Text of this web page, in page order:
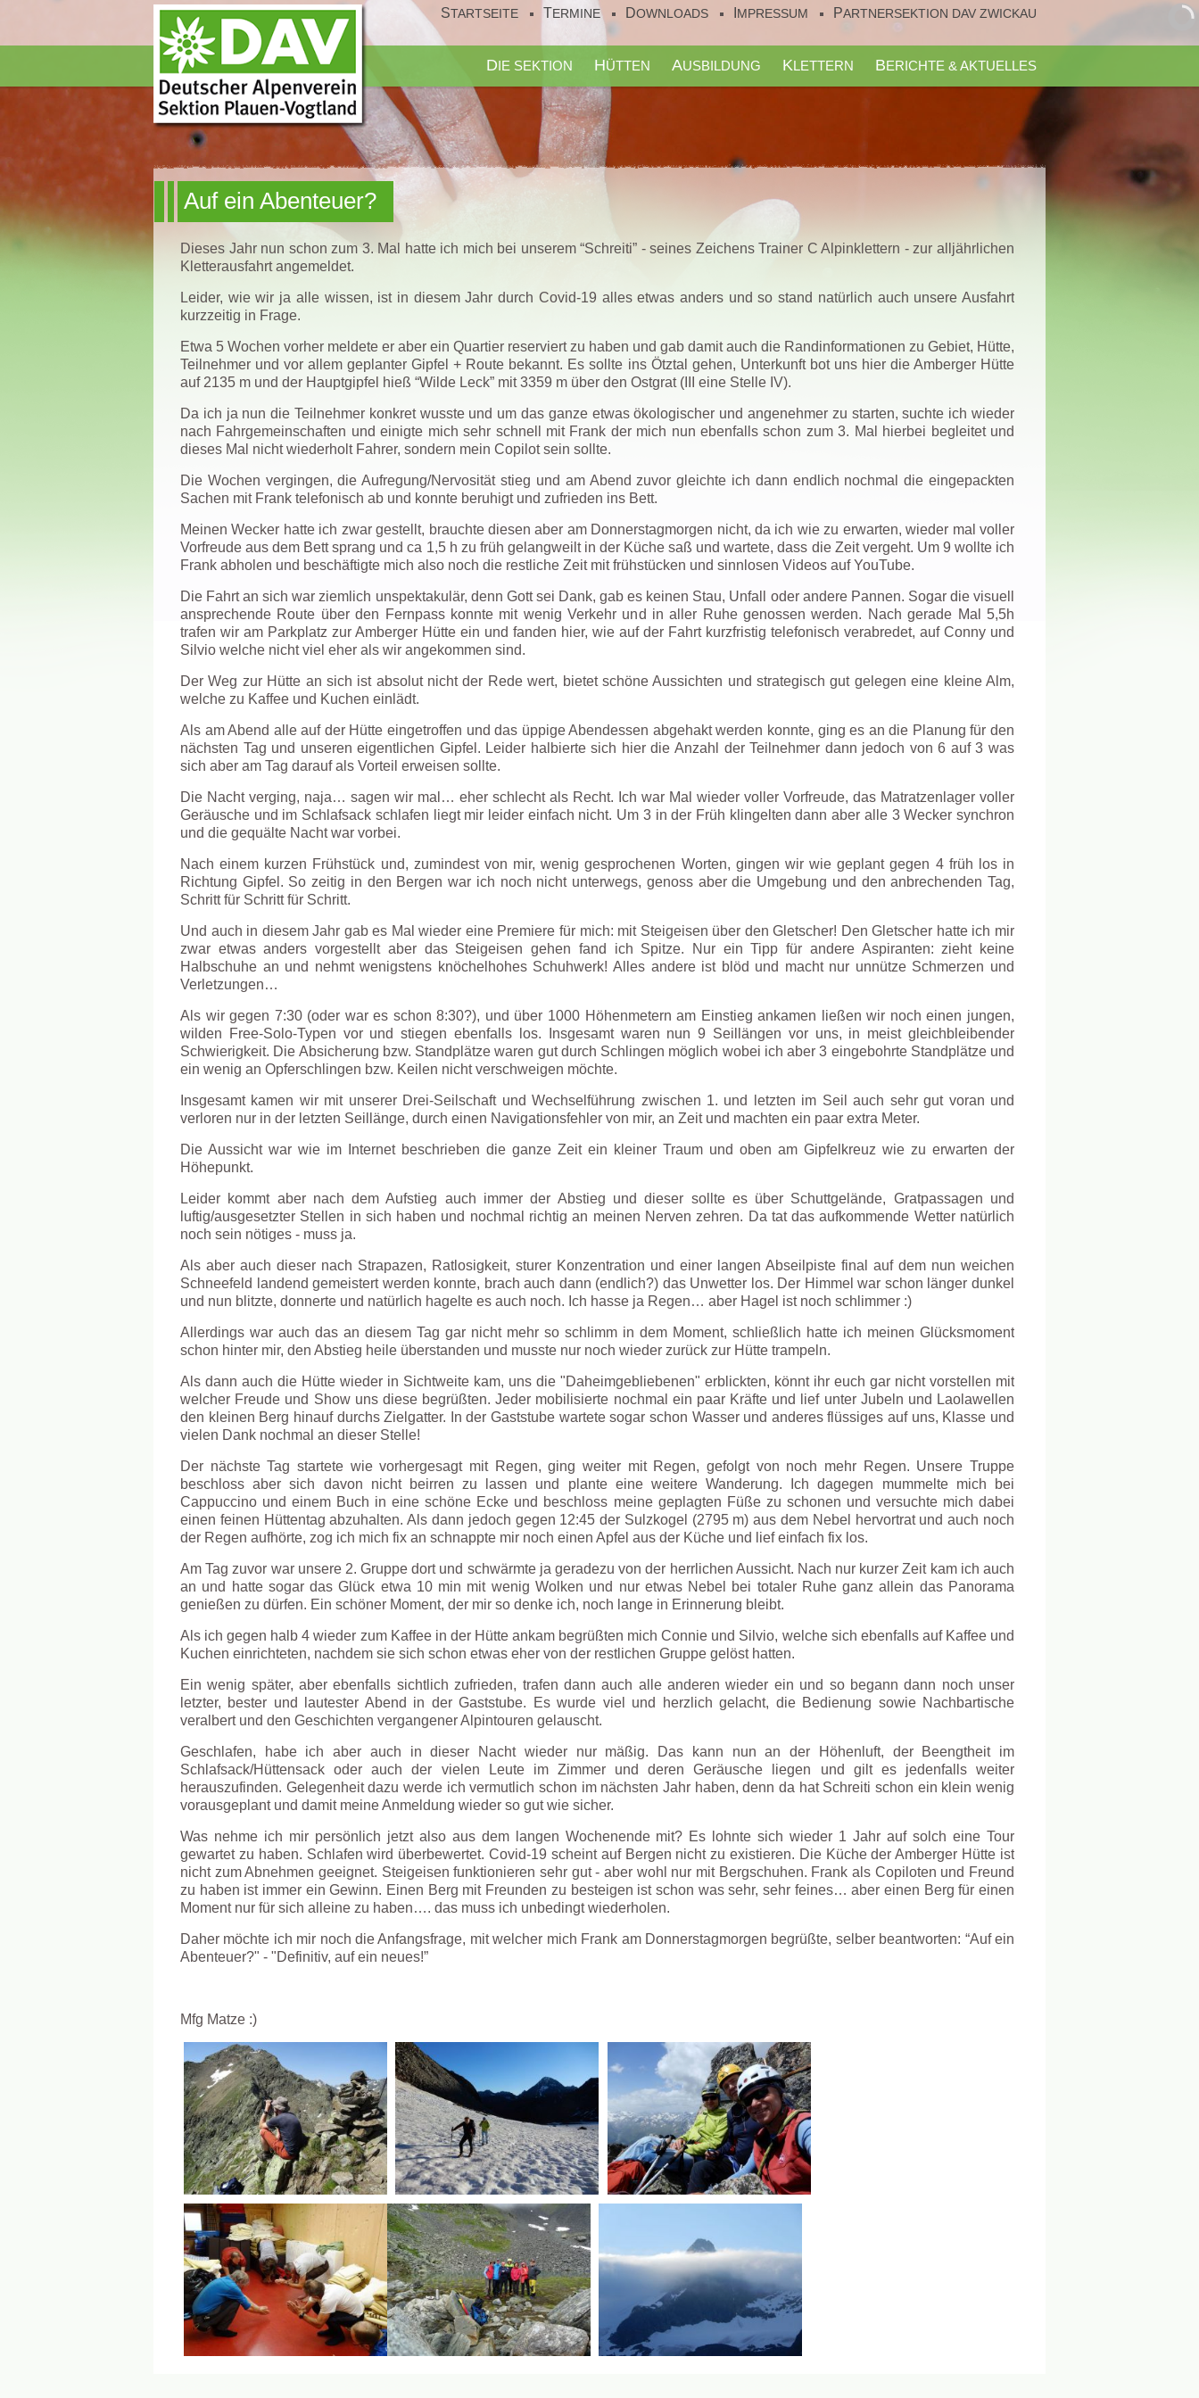
STARTSEITE TERMINE DOWNLOADS IMPRESSUM PARTNERSEKTION DAV ZWICKAU
DIE SEKTION HÜTTEN AUSBILDUNG KLETTERN BERICHTE & AKTUELLES
Auf ein Abenteuer?
Dieses Jahr nun schon zum 3. Mal hatte ich mich bei unserem “Schreiti” - seines Zeichens Trainer C Alpinklettern - zur alljährlichen
Kletterausfahrt angemeldet.
Leider, wie wir ja alle wissen, ist in diesem Jahr durch Covid-19 alles etwas anders und so stand natürlich auch unsere Ausfahrt
kurzzeitig in Frage.
Etwa 5 Wochen vorher meldete er aber ein Quartier reserviert zu haben und gab damit auch die Randinformationen zu Gebiet, Hütte,
Teilnehmer und vor allem geplanter Gipfel + Route bekannt. Es sollte ins Ötztal gehen, Unterkunft bot uns hier die Amberger Hütte
auf 2135 m und der Hauptgipfel hieß “Wilde Leck” mit 3359 m über den Ostgrat (III eine Stelle IV).
Da ich ja nun die Teilnehmer konkret wusste und um das ganze etwas ökologischer und angenehmer zu starten, suchte ich wieder
nach Fahrgemeinschaften und einigte mich sehr schnell mit Frank der mich nun ebenfalls schon zum 3. Mal hierbei begleitet und
dieses Mal nicht wiederholt Fahrer, sondern mein Copilot sein sollte.
Die Wochen vergingen, die Aufregung/Nervosität stieg und am Abend zuvor gleichte ich dann endlich nochmal die eingepackten
Sachen mit Frank telefonisch ab und konnte beruhigt und zufrieden ins Bett.
Meinen Wecker hatte ich zwar gestellt, brauchte diesen aber am Donnerstagmorgen nicht, da ich wie zu erwarten, wieder mal voller
Vorfreude aus dem Bett sprang und ca 1,5 h zu früh gelangweilt in der Küche saß und wartete, dass die Zeit vergeht. Um 9 wollte ich
Frank abholen und beschäftigte mich also noch die restliche Zeit mit frühstücken und sinnlosen Videos auf YouTube.
Die Fahrt an sich war ziemlich unspektakulär, denn Gott sei Dank, gab es keinen Stau, Unfall oder andere Pannen. Sogar die visuell
ansprechende Route über den Fernpass konnte mit wenig Verkehr und in aller Ruhe genossen werden. Nach gerade Mal 5,5h
trafen wir am Parkplatz zur Amberger Hütte ein und fanden hier, wie auf der Fahrt kurzfristig telefonisch verabredet, auf Conny und
Silvio welche nicht viel eher als wir angekommen sind.
Der Weg zur Hütte an sich ist absolut nicht der Rede wert, bietet schöne Aussichten und strategisch gut gelegen eine kleine Alm,
welche zu Kaffee und Kuchen einlädt.
Als am Abend alle auf der Hütte eingetroffen und das üppige Abendessen abgehakt werden konnte, ging es an die Planung für den
nächsten Tag und unseren eigentlichen Gipfel. Leider halbierte sich hier die Anzahl der Teilnehmer dann jedoch von 6 auf 3 was
sich aber am Tag darauf als Vorteil erweisen sollte.
Die Nacht verging, naja… sagen wir mal… eher schlecht als Recht. Ich war Mal wieder voller Vorfreude, das Matratzenlager voller
Geräusche und im Schlafsack schlafen liegt mir leider einfach nicht. Um 3 in der Früh klingelten dann aber alle 3 Wecker synchron
und die gequälte Nacht war vorbei.
Nach einem kurzen Frühstück und, zumindest von mir, wenig gesprochenen Worten, gingen wir wie geplant gegen 4 früh los in
Richtung Gipfel. So zeitig in den Bergen war ich noch nicht unterwegs, genoss aber die Umgebung und den anbrechenden Tag,
Schritt für Schritt für Schritt.
Und auch in diesem Jahr gab es Mal wieder eine Premiere für mich: mit Steigeisen über den Gletscher! Den Gletscher hatte ich mir
zwar etwas anders vorgestellt aber das Steigeisen gehen fand ich Spitze. Nur ein Tipp für andere Aspiranten: zieht keine
Halbschuhe an und nehmt wenigstens knöchelhohes Schuhwerk! Alles andere ist blöd und macht nur unnütze Schmerzen und
Verletzungen…
Als wir gegen 7:30 (oder war es schon 8:30?), und über 1000 Höhenmetern am Einstieg ankamen ließen wir noch einen jungen,
wilden Free-Solo-Typen vor und stiegen ebenfalls los. Insgesamt waren nun 9 Seillängen vor uns, in meist gleichbleibender
Schwierigkeit. Die Absicherung bzw. Standplätze waren gut durch Schlingen möglich wobei ich aber 3 eingebohrte Standplätze und
ein wenig an Opferschlingen bzw. Keilen nicht verschweigen möchte.
Insgesamt kamen wir mit unserer Drei-Seilschaft und Wechselführung zwischen 1. und letzten im Seil auch sehr gut voran und
verloren nur in der letzten Seillänge, durch einen Navigationsfehler von mir, an Zeit und machten ein paar extra Meter.
Die Aussicht war wie im Internet beschrieben die ganze Zeit ein kleiner Traum und oben am Gipfelkreuz wie zu erwarten der
Höhepunkt.
Leider kommt aber nach dem Aufstieg auch immer der Abstieg und dieser sollte es über Schuttgelände, Gratpassagen und
luftig/ausgesetzter Stellen in sich haben und nochmal richtig an meinen Nerven zehren. Da tat das aufkommende Wetter natürlich
noch sein nötiges - muss ja.
Als aber auch dieser nach Strapazen, Ratlosigkeit, sturer Konzentration und einer langen Abseilpiste final auf dem nun weichen
Schneefeld landend gemeistert werden konnte, brach auch dann (endlich?) das Unwetter los. Der Himmel war schon länger dunkel
und nun blitzte, donnerte und natürlich hagelte es auch noch. Ich hasse ja Regen… aber Hagel ist noch schlimmer :)
Allerdings war auch das an diesem Tag gar nicht mehr so schlimm in dem Moment, schließlich hatte ich meinen Glücksmoment
schon hinter mir, den Abstieg heile überstanden und musste nur noch wieder zurück zur Hütte trampeln.
Als dann auch die Hütte wieder in Sichtweite kam, uns die "Daheimgebliebenen" erblickten, könnt ihr euch gar nicht vorstellen mit
welcher Freude und Show uns diese begrüßten. Jeder mobilisierte nochmal ein paar Kräfte und lief unter Jubeln und Laolawellen
den kleinen Berg hinauf durchs Zielgatter. In der Gaststube wartete sogar schon Wasser und anderes flüssiges auf uns, Klasse und
vielen Dank nochmal an dieser Stelle!
Der nächste Tag startete wie vorhergesagt mit Regen, ging weiter mit Regen, gefolgt von noch mehr Regen. Unsere Truppe
beschloss aber sich davon nicht beirren zu lassen und plante eine weitere Wanderung. Ich dagegen mummelte mich bei
Cappuccino und einem Buch in eine schöne Ecke und beschloss meine geplagten Füße zu schonen und versuchte mich dabei
einen feinen Hüttentag abzuhalten. Als dann jedoch gegen 12:45 der Sulzkogel (2795 m) aus dem Nebel hervortrat und auch noch
der Regen aufhörte, zog ich mich fix an schnappte mir noch einen Apfel aus der Küche und lief einfach fix los.
Am Tag zuvor war unsere 2. Gruppe dort und schwärmte ja geradezu von der herrlichen Aussicht. Nach nur kurzer Zeit kam ich auch
an und hatte sogar das Glück etwa 10 min mit wenig Wolken und nur etwas Nebel bei totaler Ruhe ganz allein das Panorama
genießen zu dürfen. Ein schöner Moment, der mir so denke ich, noch lange in Erinnerung bleibt.
Als ich gegen halb 4 wieder zum Kaffee in der Hütte ankam begrüßten mich Connie und Silvio, welche sich ebenfalls auf Kaffee und
Kuchen einrichteten, nachdem sie sich schon etwas eher von der restlichen Gruppe gelöst hatten.
Ein wenig später, aber ebenfalls sichtlich zufrieden, trafen dann auch alle anderen wieder ein und so begann dann noch unser
letzter, bester und lautester Abend in der Gaststube. Es wurde viel und herzlich gelacht, die Bedienung sowie Nachbartische
veralbert und den Geschichten vergangener Alpintouren gelauscht.
Geschlafen, habe ich aber auch in dieser Nacht wieder nur mäßig. Das kann nun an der Höhenluft, der Beengtheit im
Schlafsack/Hüttensack oder auch der vielen Leute im Zimmer und deren Geräusche liegen und gilt es jedenfalls weiter
herauszufinden. Gelegenheit dazu werde ich vermutlich schon im nächsten Jahr haben, denn da hat Schreiti schon ein klein wenig
vorausgeplant und damit meine Anmeldung wieder so gut wie sicher.
Was nehme ich mir persönlich jetzt also aus dem langen Wochenende mit? Es lohnte sich wieder 1 Jahr auf solch eine Tour
gewartet zu haben. Schlafen wird überbewertet. Covid-19 scheint auf Bergen nicht zu existieren. Die Küche der Amberger Hütte ist
nicht zum Abnehmen geeignet. Steigeisen funktionieren sehr gut - aber wohl nur mit Bergschuhen. Frank als Copiloten und Freund
zu haben ist immer ein Gewinn. Einen Berg mit Freunden zu besteigen ist schon was sehr, sehr feines… aber einen Berg für einen
Moment nur für sich alleine zu haben…. das muss ich unbedingt wiederholen.
Daher möchte ich mir noch die Anfangsfrage, mit welcher mich Frank am Donnerstagmorgen begrüßte, selber beantworten: “Auf ein
Abenteuer?" - "Definitiv, auf ein neues!”
Mfg Matze :)